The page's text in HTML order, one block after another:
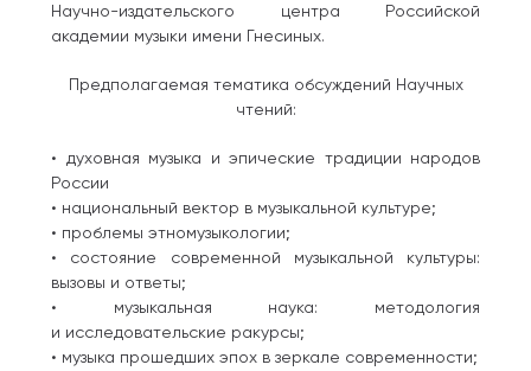
Научно-издательского центра Российской
академии музыки имени Гнесиных.
Предполагаемая тематика обсуждений Научных
чтений:
• духовная музыка и эпические традиции народов
России
• национальный вектор в музыкальной культуре;
• проблемы этномузыкологии;
• состояние современной музыкальной культуры:
вызовы и ответы;
• музыкальная наука: методология
и исследовательские ракурсы;
• музыка прошедших эпох в зеркале современности;